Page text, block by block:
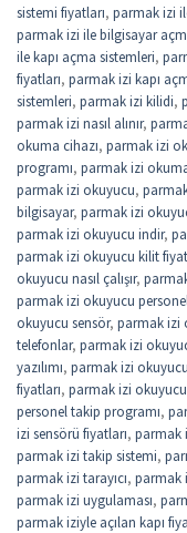
sistemi fiyatları, parmak izi
parmak izi ile bilgisayar
ile kapı açma sistemleri,
fiyatları, parmak izi kapı
sistemleri, parmak izi kilidi,
parmak izi nasıl alınır,
okuma cihazı, parmak izi
programı, parmak izi
parmak izi okuyucu,
bilgisayar, parmak izi
parmak izi okuyucu indir,
parmak izi okuyucu kilit
okuyucu nasıl çalışır,
parmak izi okuyucu
okuyucu sensör, parmak izi
telefonlar, parmak izi
yazılımı, parmak izi
fiyatları, parmak izi
personel takip programı,
izi sensörü fiyatları, parmak
parmak izi takip sistemi,
parmak izi tarayıcı, parmak
parmak izi uygulaması,
parmak iziyle açılan kapı